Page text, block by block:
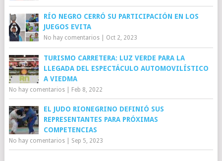
RÍO NEGRO CERRÓ SU PARTICIPACIÓN EN LOS
JUEGOS EVITA
No hay comentarios| Oct 2, 2023
TURISMO CARRETERA: LUZ VERDE PARA LA
LLEGADA DEL ESPECTÁCULO AUTOMOVILÍSTICO
A VIEDMA
No hay comentarios| Feb 8, 2022
EL JUDO RIONEGRINO DEFINIÓ SUS
REPRESENTANTES PARA PRÓXIMAS
COMPETENCIAS
No hay comentarios| Sep 5, 2023